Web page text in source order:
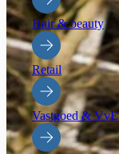
Hair & beauty
Retail
Vastgoed & VvE